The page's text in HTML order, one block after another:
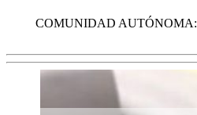
COMUNIDAD AUTÓNOMA: